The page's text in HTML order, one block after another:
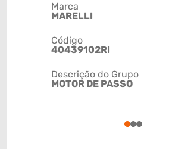
Marca
MARELLI
Código
40439102RI
Descrição do Grupo
MOTOR DE PASSO
123